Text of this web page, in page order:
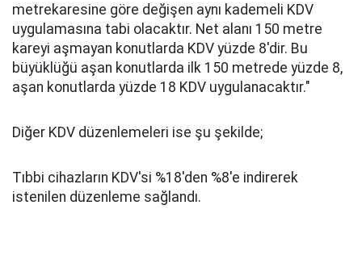
metrekaresine göre değişen aynı kademeli KDV
uygulamasına tabi olacaktır. Net alanı 150 metre
kareyi aşmayan konutlarda KDV yüzde 8'dir. Bu
büyüklüğü aşan konutlarda ilk 150 metrede yüzde 8,
aşan konutlarda yüzde 18 KDV uygulanacaktır."
Diğer KDV düzenlemeleri ise şu şekilde;
Tıbbi cihazların KDV'si %18'den %8'e indirerek
istenilen düzenleme sağlandı.